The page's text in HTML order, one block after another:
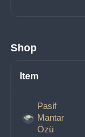
Shop
Item
Pasif
Mantar
Özü